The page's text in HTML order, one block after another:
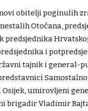
obitelji poginulih
Otočana,
predsjednika
i
tajnik i general-
umirovljeni
brigadir Vladimir